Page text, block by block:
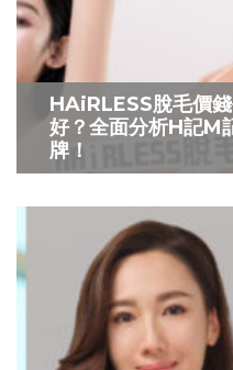
HAiRLESS脫毛價
好？全面分析H記M
牌！